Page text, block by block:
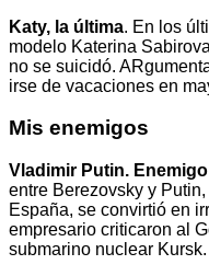
Katy, la última. En los
modelo Katerina
no se suicidó.
irse de vacaciones en
Mis enemigos
Vladimir Putin.
entre Berezovsky y
España, se convirtió en
empresario criticaron al
submarino nuclear Kursk.